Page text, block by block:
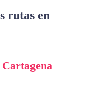
rutas en